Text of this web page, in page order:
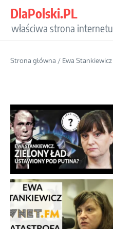
DlaPolski.PL
właściwa strona internetu
Strona główna / Ewa Stankiewicz